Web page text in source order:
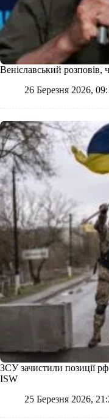
Веніславський
26 Березня 2026,
ЗСУ зачистили позиції
ISW
25 Березня 2026,